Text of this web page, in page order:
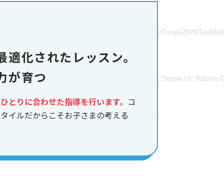
化されたレッスン。
が育つ
とりに合わせた指導を行います。 コ
イルだからこそお子さまの考える